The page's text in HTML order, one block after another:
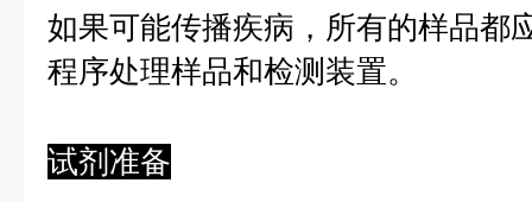
如果可能传播疾病，所有的样品都
程序处理样品和检测装置。
试剂准备